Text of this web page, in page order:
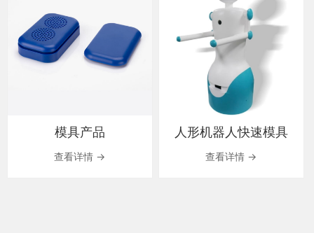
模具产品
查看详情 →
人形机器人快速模具
查看详情 →